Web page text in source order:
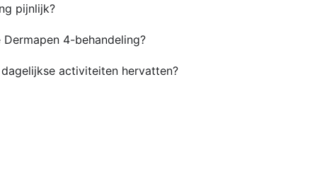
pijnlijk?
4-behandeling?
activiteiten hervatten?